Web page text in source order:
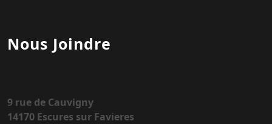
Nous Joindre
9 rue de Cauvigny
14170 Escures sur Favieres